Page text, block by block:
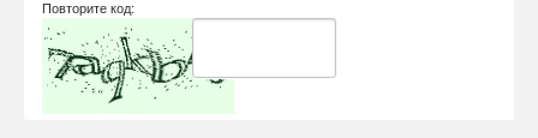
Повторите код: